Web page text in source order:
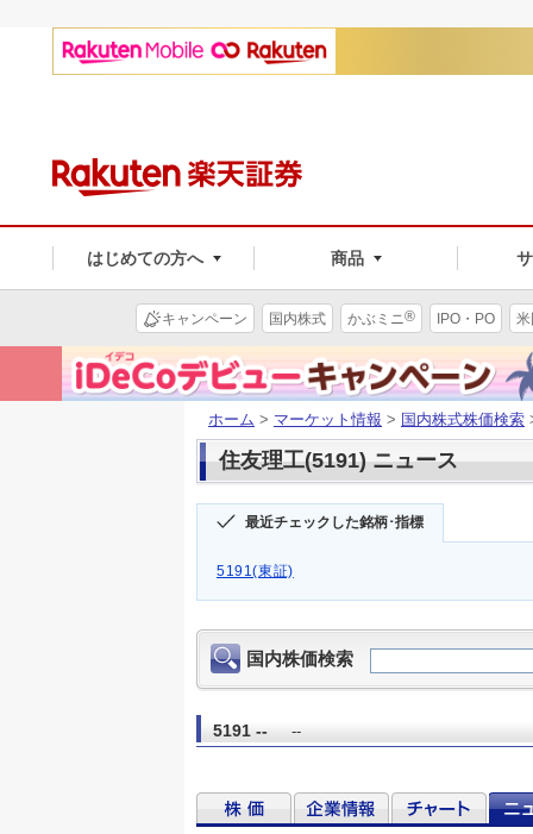
はじめての方へ 商品
キャンペーン 国内株式 かぶミニ® IPO・PO
ホーム > マーケット情報 > 国内株式株価検索
住友理工(5191) ニュース
最近チェックした銘柄･指標
5191(東証)